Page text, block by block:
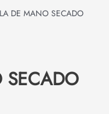
DE MANO SECADO
SECADO